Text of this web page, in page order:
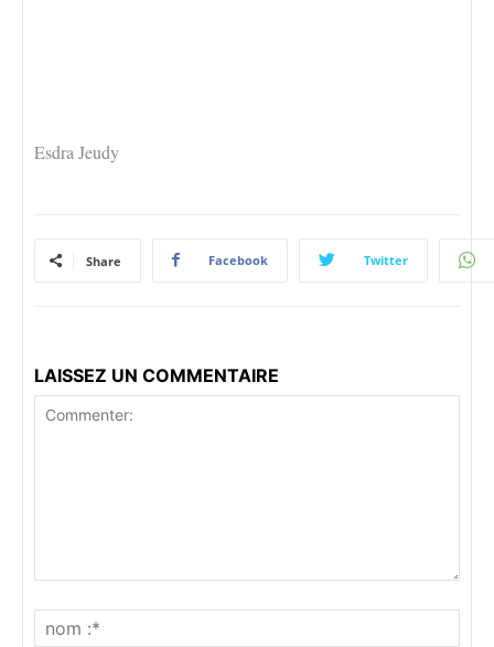
Esdra Jeudy
Share Facebook Twitter
LAISSEZ UN COMMENTAIRE